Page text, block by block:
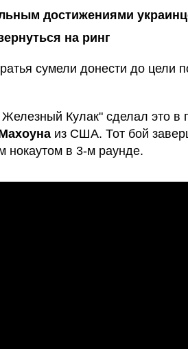
достижениями
на ринг
сумели донести до цели
Кулак" сделал это в
из США. Тот бой
нокаутом в 3-м раунде.